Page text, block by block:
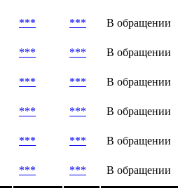
*** ***
В обращении
*** ***
В обращении
*** ***
В обращении
*** ***
В обращении
*** ***
В обращении
*** *** В обращении